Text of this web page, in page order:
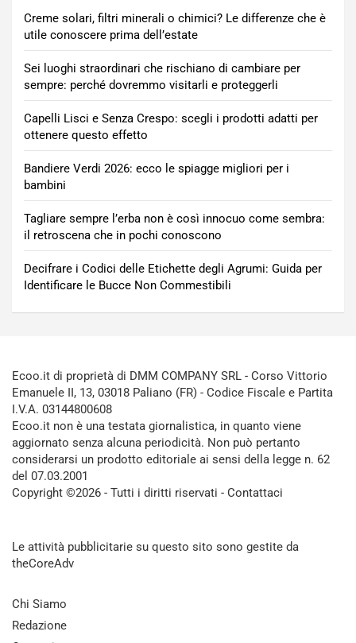
Creme solari, filtri minerali o chimici? Le differenze che è
utile conoscere prima dell’estate
Sei luoghi straordinari che rischiano di cambiare per
sempre: perché dovremmo visitarli e proteggerli
Capelli Lisci e Senza Crespo: scegli i prodotti adatti per
ottenere questo effetto
Bandiere Verdi 2026: ecco le spiagge migliori per i
bambini
Tagliare sempre l’erba non è così innocuo come sembra:
il retroscena che in pochi conoscono
Decifrare i Codici delle Etichette degli Agrumi: Guida per
Identificare le Bucce Non Commestibili
Ecoo.it di proprietà di DMM COMPANY SRL - Corso Vittorio
Emanuele II, 13, 03018 Paliano (FR) - Codice Fiscale e Partita
I.V.A. 03144800608
Ecoo.it non è una testata giornalistica, in quanto viene
aggiornato senza alcuna periodicità. Non può pertanto
considerarsi un prodotto editoriale ai sensi della legge n. 62
del 07.03.2001
Copyright ©2026 - Tutti i diritti riservati - Contattaci
Le attività pubblicitarie su questo sito sono gestite da
theCoreAdv
Chi Siamo
Redazione